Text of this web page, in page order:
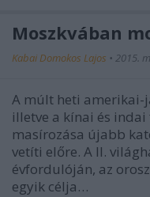
Moszkvában
Kabai Domokos Lajos • 2015.
A múlt heti amerikai-
illetve a kínai és
masírozása újabb
vetíti előre. A II.
évfordulóján, az
egyik célja…